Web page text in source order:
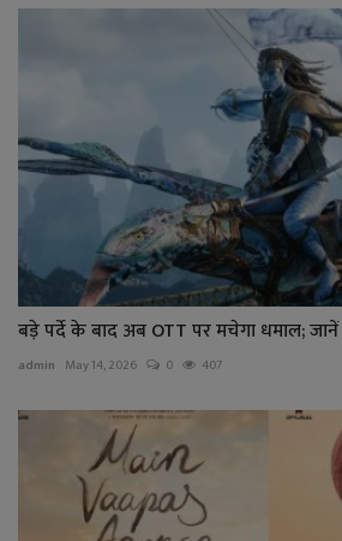
बड़े पर्दे के बाद अब OTT पर मचेगा धमाल;
admin May 14, 2026 0 407